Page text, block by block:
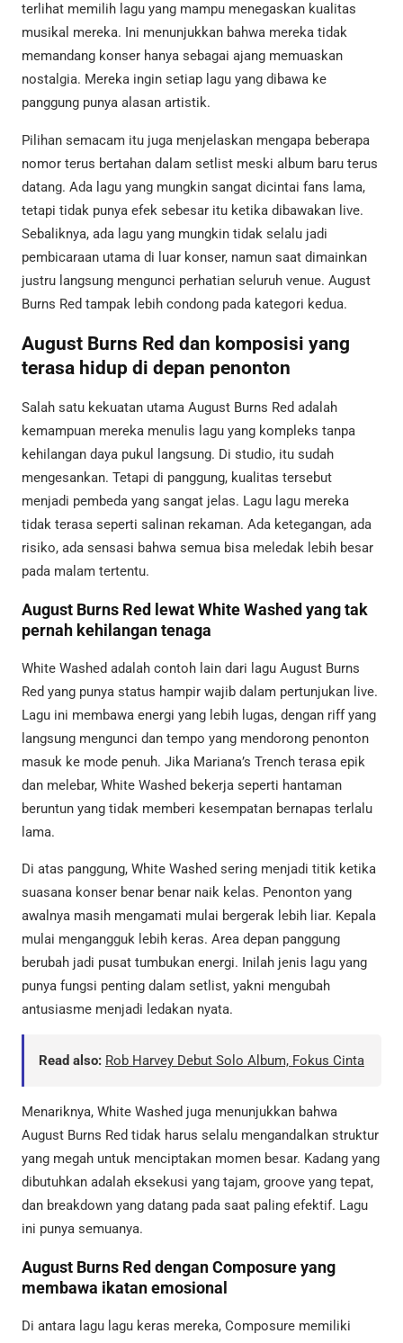
terlihat memilih lagu yang mampu menegaskan kualitas
musikal mereka. Ini menunjukkan bahwa mereka tidak
memandang konser hanya sebagai ajang memuaskan
nostalgia. Mereka ingin setiap lagu yang dibawa ke
panggung punya alasan artistik.
Pilihan semacam itu juga menjelaskan mengapa beberapa
nomor terus bertahan dalam setlist meski album baru terus
datang. Ada lagu yang mungkin sangat dicintai fans lama,
tetapi tidak punya efek sebesar itu ketika dibawakan live.
Sebaliknya, ada lagu yang mungkin tidak selalu jadi
pembicaraan utama di luar konser, namun saat dimainkan
justru langsung mengunci perhatian seluruh venue. August
Burns Red tampak lebih condong pada kategori kedua.
August Burns Red dan komposisi yang
terasa hidup di depan penonton
Salah satu kekuatan utama August Burns Red adalah
kemampuan mereka menulis lagu yang kompleks tanpa
kehilangan daya pukul langsung. Di studio, itu sudah
mengesankan. Tetapi di panggung, kualitas tersebut
menjadi pembeda yang sangat jelas. Lagu lagu mereka
tidak terasa seperti salinan rekaman. Ada ketegangan, ada
risiko, ada sensasi bahwa semua bisa meledak lebih besar
pada malam tertentu.
August Burns Red lewat White Washed yang tak
pernah kehilangan tenaga
White Washed adalah contoh lain dari lagu August Burns
Red yang punya status hampir wajib dalam pertunjukan live.
Lagu ini membawa energi yang lebih lugas, dengan riff yang
langsung mengunci dan tempo yang mendorong penonton
masuk ke mode penuh. Jika Mariana’s Trench terasa epik
dan melebar, White Washed bekerja seperti hantaman
beruntun yang tidak memberi kesempatan bernapas terlalu
lama.
Di atas panggung, White Washed sering menjadi titik ketika
suasana konser benar benar naik kelas. Penonton yang
awalnya masih mengamati mulai bergerak lebih liar. Kepala
mulai mengangguk lebih keras. Area depan panggung
berubah jadi pusat tumbukan energi. Inilah jenis lagu yang
punya fungsi penting dalam setlist, yakni mengubah
antusiasme menjadi ledakan nyata.
Read also: Rob Harvey Debut Solo Album, Fokus Cinta
Menariknya, White Washed juga menunjukkan bahwa
August Burns Red tidak harus selalu mengandalkan struktur
yang megah untuk menciptakan momen besar. Kadang yang
dibutuhkan adalah eksekusi yang tajam, groove yang tepat,
dan breakdown yang datang pada saat paling efektif. Lagu
ini punya semuanya.
August Burns Red dengan Composure yang
membawa ikatan emosional
Di antara lagu lagu keras mereka, Composure memiliki